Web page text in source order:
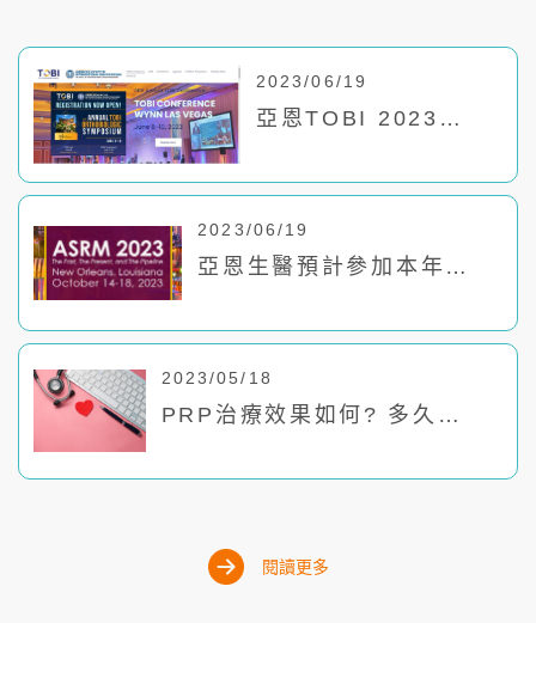
2023/06/19
亞恩TOBI 2023參
2023/06/19
亞恩生醫預計參加本年度
2023/05/18
PRP治療效果如何? 多久打
資訊一網打盡
閱讀更多